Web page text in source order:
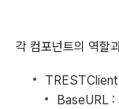
각 컴포넌트의 역할
TRESTClient
BaseURL :